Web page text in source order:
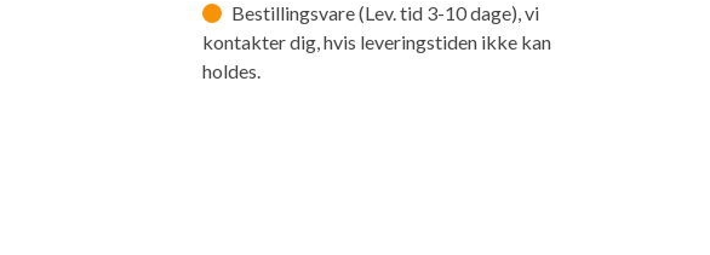
Bestillingsvare (Lev. tid 3-10 dage), vi
kontakter dig, hvis leveringstiden ikke kan
holdes.